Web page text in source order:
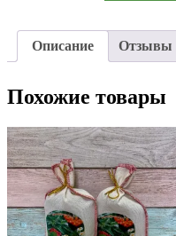
Описание Отзывы
Похожие товары